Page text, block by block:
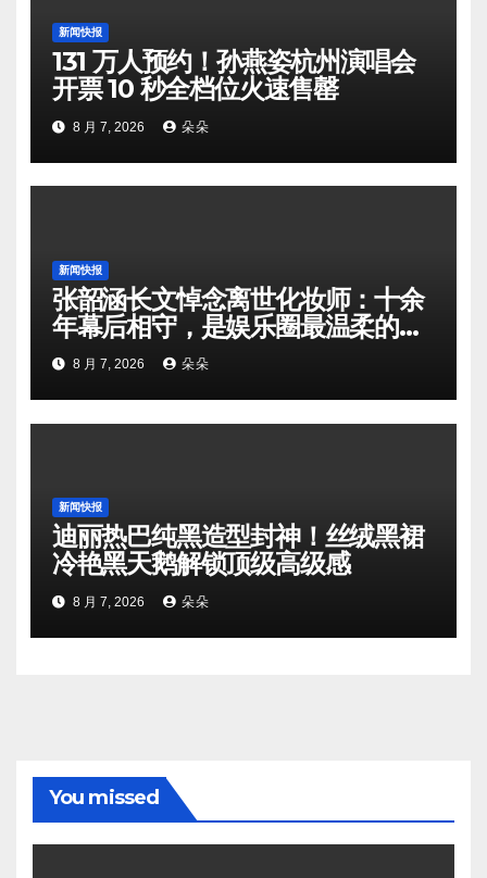
新闻快报
131 万人预约！孙燕姿杭州演唱会
开票 10 秒全档位火速售罄
8 月 7, 2026 朵朵
新闻快报
张韶涵长文悼念离世化妆师：十余
年幕后相守，是娱乐圈最温柔的双
向奔赴
8 月 7, 2026 朵朵
新闻快报
迪丽热巴纯黑造型封神！丝绒黑裙
冷艳黑天鹅解锁顶级高级感
8 月 7, 2026 朵朵
You missed